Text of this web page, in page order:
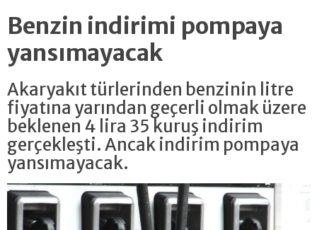
Benzin indirimi pompaya
yansımayacak
Akaryakıt türlerinden benzinin litre
fiyatına yarından geçerli olmak üzere
beklenen 4 lira 35 kuruş indirim
gerçekleşti. Ancak indirim pompaya
yansımayacak.